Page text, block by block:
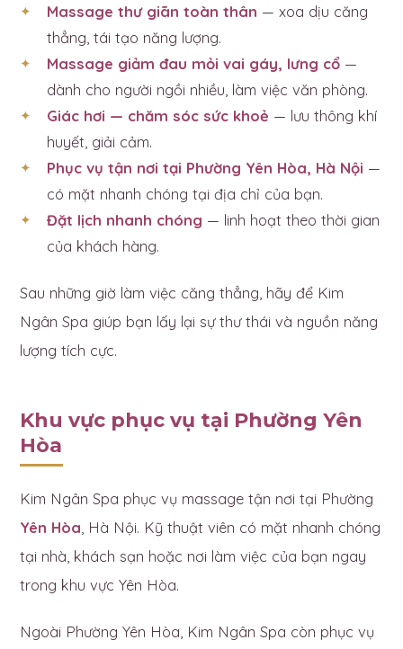
Massage thư giãn toàn thân — xoa dịu căng
thẳng, tái tạo năng lượng.
Massage giảm đau mỏi vai gáy, lưng cổ —
dành cho người ngồi nhiều, làm việc văn phòng.
Giác hơi — chăm sóc sức khoẻ — lưu thông khí
huyết, giải cảm.
Phục vụ tận nơi tại Phường Yên Hòa, Hà Nội —
có mặt nhanh chóng tại địa chỉ của bạn.
Đặt lịch nhanh chóng — linh hoạt theo thời gian
của khách hàng.
Sau những giờ làm việc căng thẳng, hãy để Kim
Ngân Spa giúp bạn lấy lại sự thư thái và nguồn năng
lượng tích cực.
Khu vực phục vụ tại Phường Yên
Hòa
Kim Ngân Spa phục vụ massage tận nơi tại Phường
Yên Hòa , Hà Nội. Kỹ thuật viên có mặt nhanh chóng
tại nhà, khách sạn hoặc nơi làm việc của bạn ngay
trong khu vực Yên Hòa.
Ngoài Phường Yên Hòa, Kim Ngân Spa còn phục vụ